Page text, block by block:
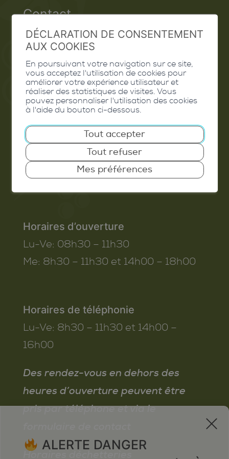
Contact
Extranet
Valais Excellence
Commune de Conthey
Route de Savoie 54
1975 St-Séverin
T. 027 345 45 45
info@conthey.ch
Horaires d’ouverture
Lu-Ve: 08h30 – 11h30
Me: 8h30 – 11h30 et 14h00 – 18h00
Horaires de téléphonie
Lu-Ve: 8h30 – 11h30 et 14h00 –
16h00
Des rendez-vous en dehors des
heures d’ouverture peuvent être
pris par téléphone et via le
Horaires déchetteries
x
ALERTE DANGER
DÉCLARATION DE CONSENTEMENT
AUX COOKIES
En poursuivant votre navigation sur ce site,
vous acceptez l'utilisation de cookies pour
améliorer votre expérience utilisateur et
réaliser des statistiques de visites. Vous
pouvez personnaliser l'utilisation des cookies
à l'aide du bouton ci-dessous.
Tout accepter
Tout refuser
Mes préférences